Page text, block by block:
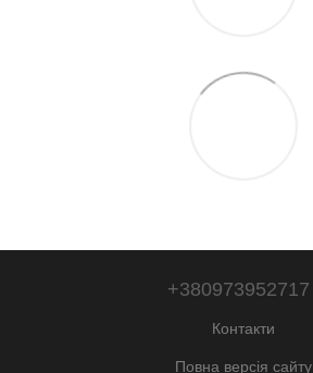
+380973952717
Контакти
Повна версія сайту